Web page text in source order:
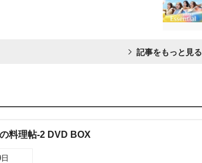
記事をもっと見る
料理帖-2 DVD BOX